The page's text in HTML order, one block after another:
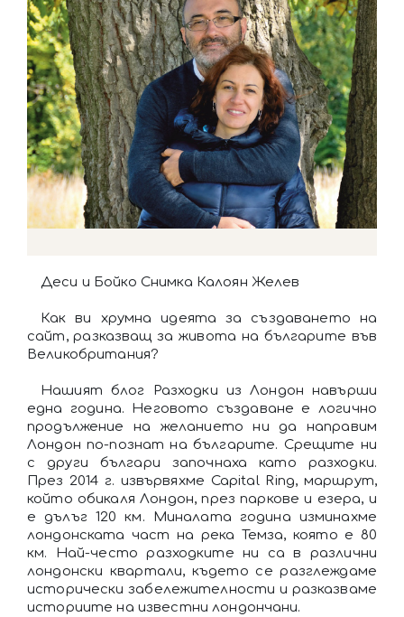
Деси и Бойко Снимка Калоян Желев
Как ви хрумна идеята за създаването на
сайт, разказващ за живота на българите във
Великобритания?
Нашият блог Разходки из Лондон навърши
една година. Неговото създаване е логично
продължение на желанието ни да направим
Лондон по-познат на българите. Срещите ни
с други българи започнаха като разходки.
През 2014 г. извървяхме Capital Ring, маршрут,
който обикаля Лондон, през паркове и езера, и
е дълъг 120 км. Миналата година изминахме
лондонската част на река Темза, която е 80
км. Най-често разходките ни са в различни
лондонски квартали, където се разглеждаме
исторически забележителности и разказваме
историите на известни лондончани.